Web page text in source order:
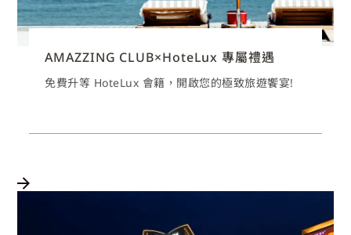
AMAZZING CLUB×HoteLux 專屬禮遇
免費升等 HoteLux 會籍，開啟您的極致旅遊饗宴!